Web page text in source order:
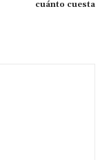
cuánto cuesta